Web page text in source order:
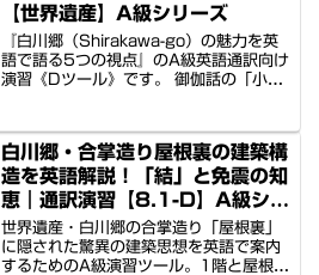
【世界遺産】A級シリーズ
『白川郷（Shirakawa-go）の魅力を英
語で語る5つの視点』のA級英語通訳向け
演習《Dツール》です。 御伽話の「小人
性、釘を使わない「しなやかな構造」、
さらには養蚕の歴史や「どぶろく祭り」
まで。村人の相互扶助の精神（結）をア
ーミッシュの共同作業に例えて語るなど
のストーリーテリングを音声付で習得で
きます。
白川郷・合掌造り屋根裏の建築構
造を英語解説！「結」と免震の知
恵｜通訳演習【8.1-D】A級シリ
ーズ
世界遺産・白川郷の合掌造り「屋根裏」
に隠された驚異の建築思想を英語で案内
するためのA級演習ツール。1階と屋根裏